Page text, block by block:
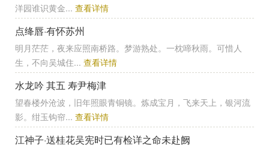
洋园谁识黄金... 查看详情
点绛唇·有怀苏州
明月茫茫，夜来应照南桥路。梦游熟处。一枕啼秋雨。可惜人
生，不向吴城住... 查看详情
水龙吟 其五 寿尹梅津
望春楼外沧波，旧年照眼青铜镜。炼成宝月，飞来天上，银河流
影。绀玉钩帘... 查看详情
江神子·送桂花吴宪时已有检详之命未赴阙